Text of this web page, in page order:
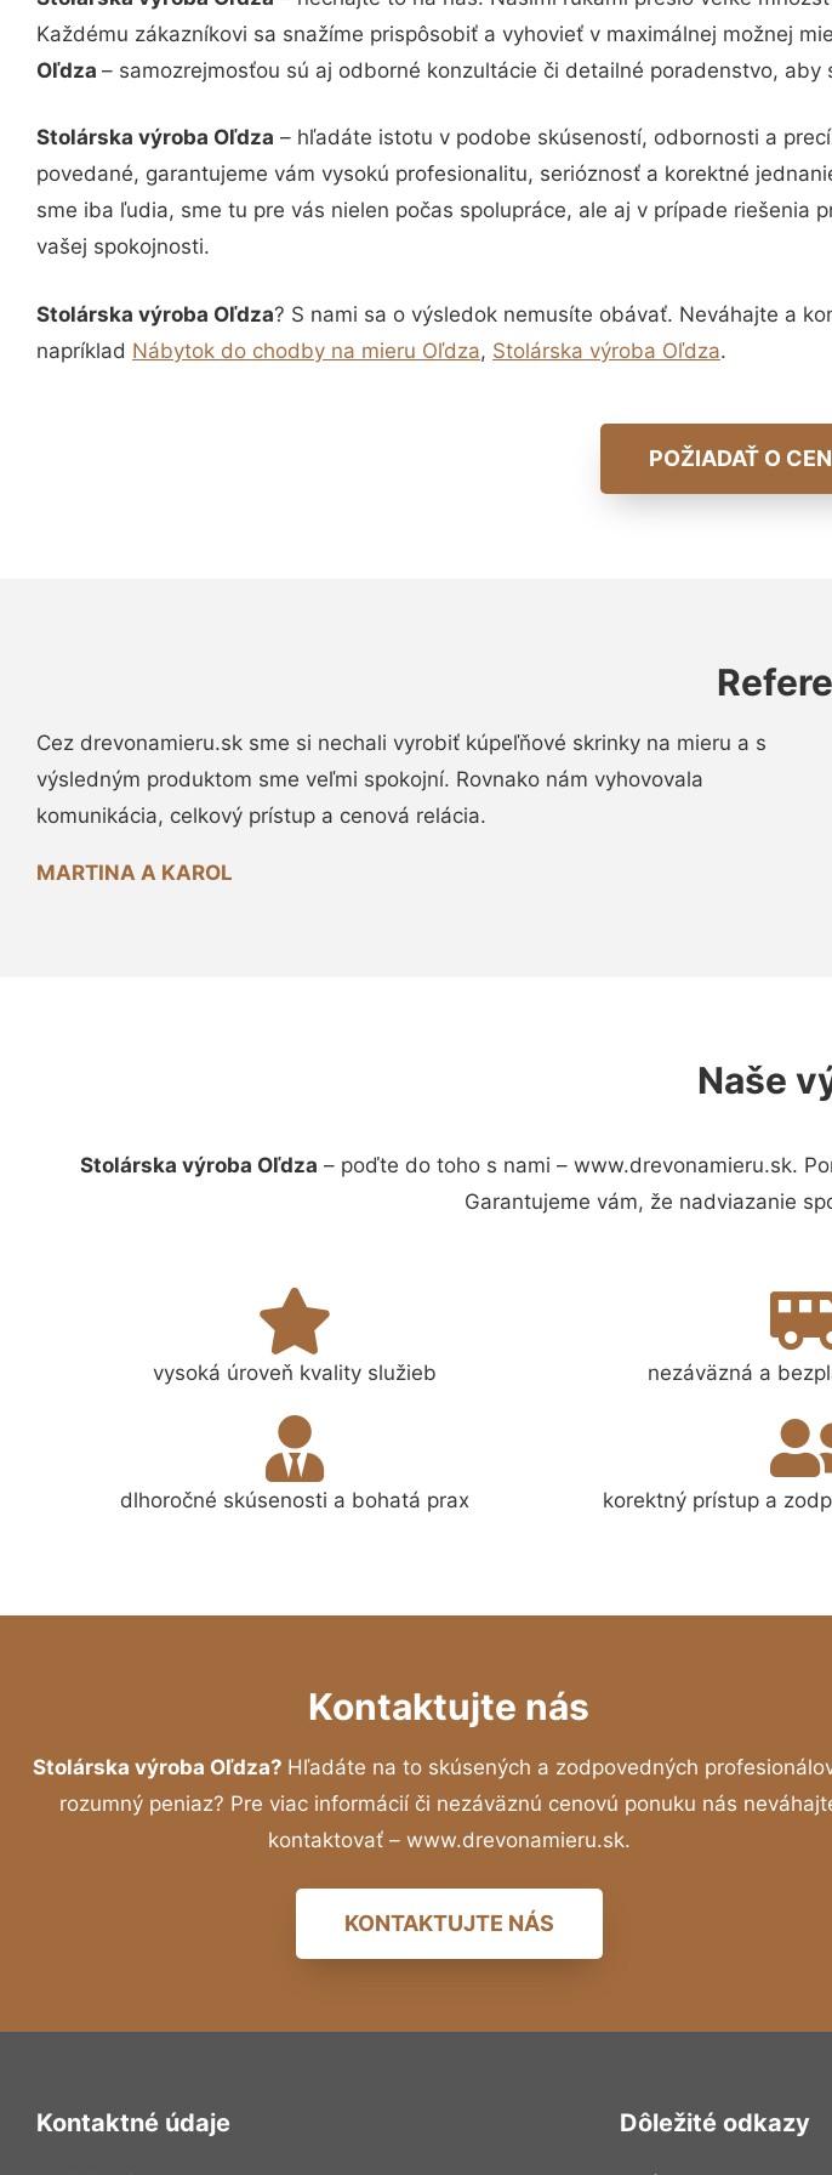
Každému zákazníkovi sa snažíme prispôsobiť a vyhovieť v maximálnej možnej
Oľdza – samozrejmosťou sú aj odborné konzultácie či detailné poradenstvo,
Stolárska výroba Oľdza – hľadáte istotu v podobe skúseností, odbornosti a
povedané, garantujeme vám vysokú profesionalitu, serióznosť a korektné
sme iba ľudia, sme tu pre vás nielen počas spolupráce, ale aj v prípade
vašej spokojnosti.
Stolárska výroba Oľdza? S nami sa o výsledok nemusíte obávať. Neváhajte a
napríklad Nábytok do chodby na mieru Oľdza, Stolárska výroba Oľdza.
POŽIADAŤ O
Cez drevonamieru.sk sme si nechali vyrobiť kúpeľňové skrinky na mieru a s
výsledným produktom sme veľmi spokojní. Rovnako nám vyhovovala
komunikácia, celkový prístup a cenová relácia.
MARTINA A KAROL
Naše
Stolárska výroba Oľdza – poďte do toho s nami – www.drevonamieru.sk.
Garantujeme vám, že nadviazanie
vysoká úroveň kvality služieb nezáväzná a
dlhoročné skúsenosti a bohatá prax korektný prístup a
Kontaktujte nás
Stolárska výroba Oľdza? Hľadáte na to skúsených a zodpovedných
rozumný peniaz? Pre viac informácií či nezáväznú cenovú ponuku nás
kontaktovať – www.drevonamieru.sk.
KONTAKTUJTE NÁS
Kontaktné údaje Dôležité odkazy